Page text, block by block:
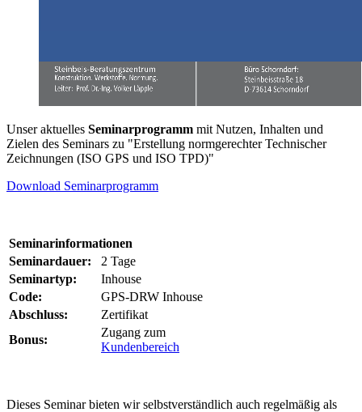
Unser aktuelles Seminarprogramm mit Nutzen, Inhalten und
Zielen des Seminars zu "Erstellung normgerechter Technischer
Zeichnungen (ISO GPS und ISO TPD)"
Download Seminarprogramm
Seminarinformationen
Seminardauer:
2 Tage
Seminartyp:
Inhouse
Code:
GPS-DRW Inhouse
Abschluss:
Zertifikat
Bonus:
Zugang zum
Kundenbereich
Dieses Seminar bieten wir selbstverständlich auch regelmäßig als